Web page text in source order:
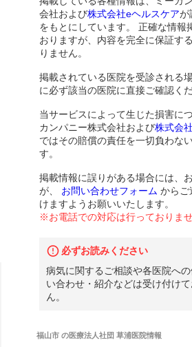
会社および株式会社eヘルスケアが
をもとにしています。 正確な情報
おりますが、内容を完全に保証す
りません。
掲載されている医院を受診される
に必ず該当の医院に直接ご確認くだ
当サービスによって生じた損害に
カンパニー株式会社および株式会
ではその賠償の責任を一切負わな
す。
掲載情報に誤りがある場合には、
が、
お問い合わせフォーム からご
けますようお願いいたします。
※お電話での対応は行っておりま
必ずお読みください
病気に関するご相談や各医院へ
い合わせ・紹介などは受け付け
ん。
福山市の医療法人社団 草浦医院情報